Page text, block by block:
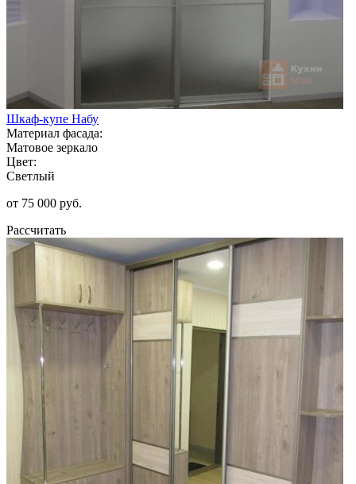
Шкаф-купе Набу
Материал фасада:
Матовое зеркало
Цвет:
Светлый
от 75 000 руб.
Рассчитать